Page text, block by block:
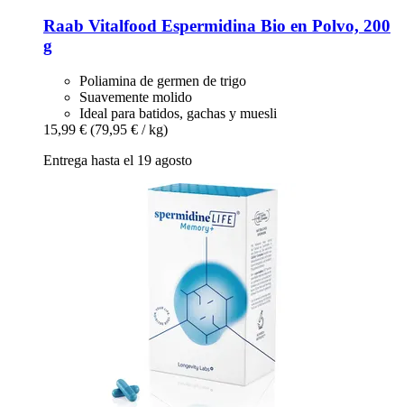
Raab Vitalfood Espermidina Bio en Polvo, 200
g
Poliamina de germen de trigo
Suavemente molido
Ideal para batidos, gachas y muesli
15,99 € (79,95 € / kg)
Entrega hasta el 19 agosto